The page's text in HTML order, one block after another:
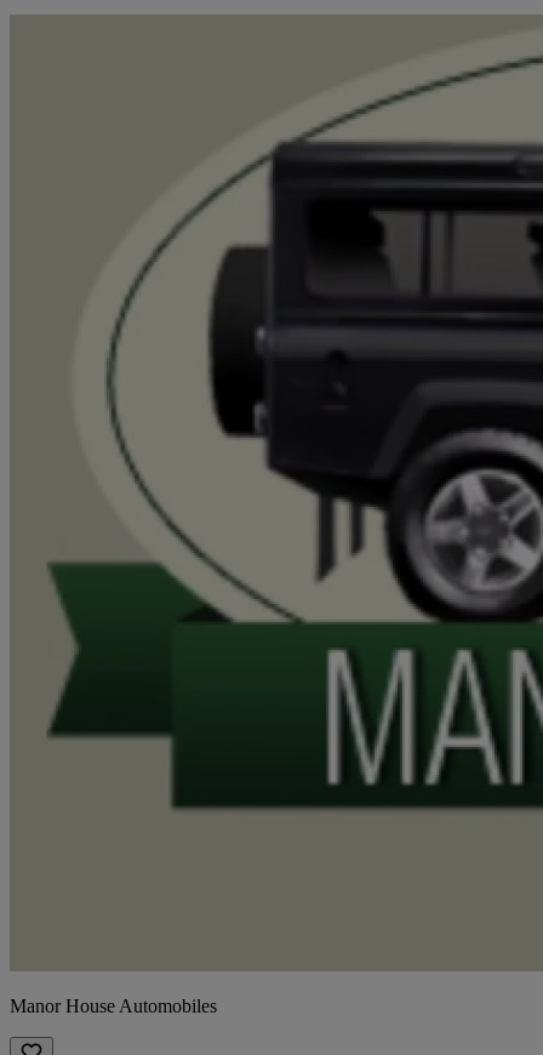
Manor House Automobiles